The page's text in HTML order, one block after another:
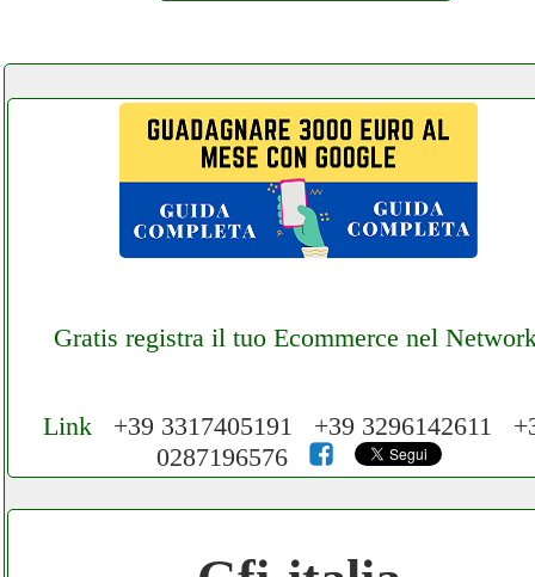
Gratis registra il tuo Ecommerce nel
Cerchiamo Collaboratori per Lavoro nel
Network 3.000 € Mese
Link +39 3317405191 +39 3296142611
0287196576